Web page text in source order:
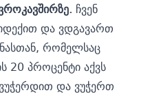
ჩვენ
და ვდგავართ
რომელსაც
20 პროცენტი აქვს
და ვუჭერთ